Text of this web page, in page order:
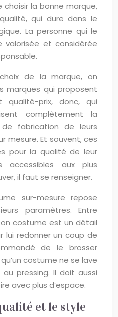
la bonne marque,
qui dure dans le
La personne qui le
et considérée
de la marque, on
marques qui proposent
prix, donc, qui
complètement la
fabrication de leurs
mesure. Et souvent, ces
pour la qualité de leur
accessibles aux plus
il faut se renseigner.
sur-mesure repose
paramètres. Entre
costume est un détail
lui redonner un coup de
de le brosser
costume ne se lave
pressing. Il doit aussi
avec plus d’espace.
et le style